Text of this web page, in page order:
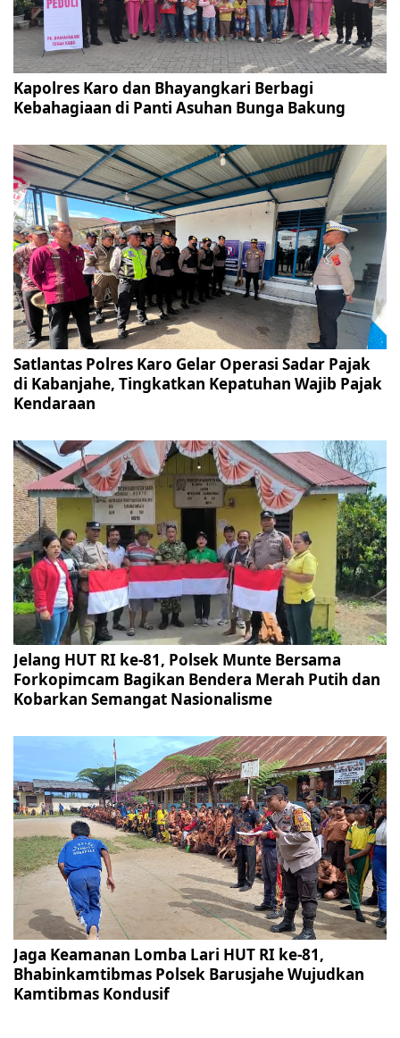
Kapolres Karo dan Bhayangkari Berbagi
Kebahagiaan di Panti Asuhan Bunga Bakung
Satlantas Polres Karo Gelar Operasi Sadar Pajak
di Kabanjahe, Tingkatkan Kepatuhan Wajib Pajak
Kendaraan
Jelang HUT RI ke-81, Polsek Munte Bersama
Forkopimcam Bagikan Bendera Merah Putih dan
Kobarkan Semangat Nasionalisme
Jaga Keamanan Lomba Lari HUT RI ke-81,
Bhabinkamtibmas Polsek Barusjahe Wujudkan
Kamtibmas Kondusif